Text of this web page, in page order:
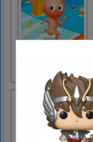
prideš, višji rezult [...]